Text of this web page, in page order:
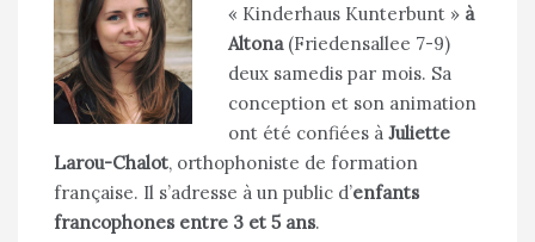
« Kinderhaus Kunterbunt » à
Altona(Friedensallee 7-9)
deux samedis par mois. Sa
conception et son animation
ont été confiées à Juliette
Larou-Chalot, orthophoniste de formation
française. Il s’adresse à un public d’enfants
francophones entre 3 et 5 ans.